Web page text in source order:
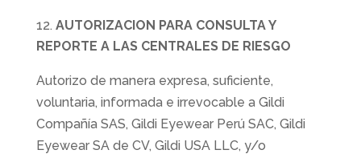
AUTORIZACION PARA CONSULTA Y
REPORTE A LAS CENTRALES DE RIESGO
Autorizo de manera expresa, suficiente,
voluntaria, informada e irrevocable a Gildi
Compañía SAS, Gildi Eyewear Perú SAC, Gildi
Eyewear SA de CV, Gildi USA LLC, y/o